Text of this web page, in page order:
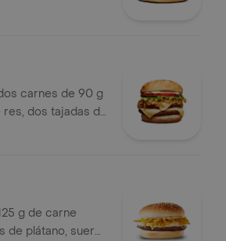
tocineta,
carnes de 90 g
dos tajadas de
cebolla grillé,
g de carne
de plátano, suero,